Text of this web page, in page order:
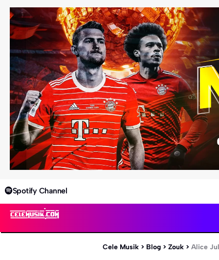
Spotify Channel
Cele Musik > Blog > Zouk > Alice